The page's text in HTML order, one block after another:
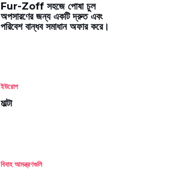
Fur-Zoff সহজে পোষা চুল
অপসারণের জন্য একটি দ্রুত এবং
পরিবেশ বান্ধব সমাধান অফার করে।
ইউরোপ
মাল্টা
বিবাহ আমন্ত্রণগুলি